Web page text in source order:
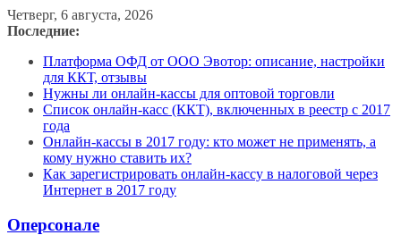
Перейти
к
Четверг, 6 августа, 2026
Последние:
Платформа ОФД от ООО Эвотор: описание, настройки
для ККТ, отзывы
Нужны ли онлайн-кассы для оптовой торговли
Список онлайн-касс (ККТ), включенных в реестр с 2017
года
Онлайн-кассы в 2017 году: кто может не применять, а
кому нужно ставить их?
Как зарегистрировать онлайн-кассу в налоговой через
Интернет в 2017 году
Оперсонале